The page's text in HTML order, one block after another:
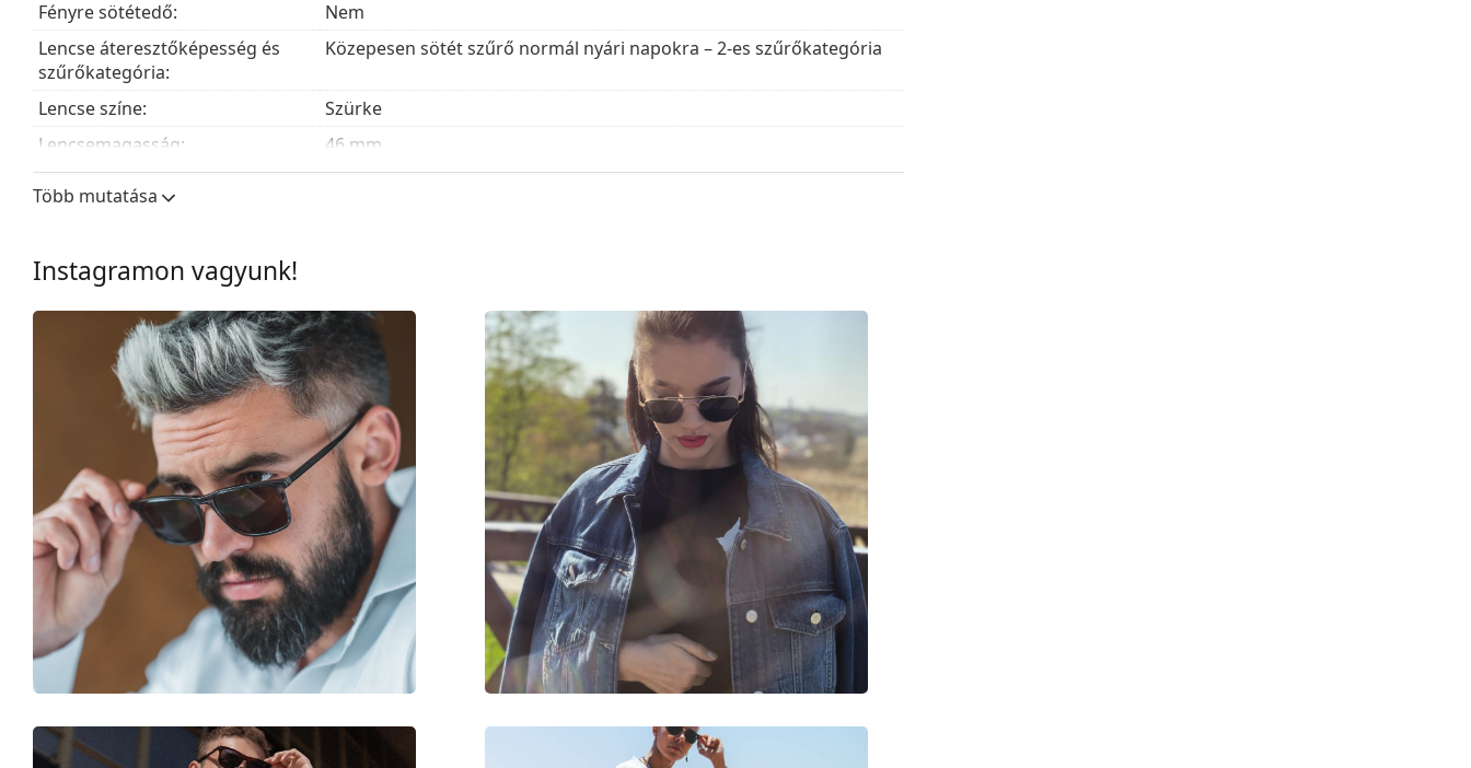
helyett szövetzsák is tartozhat.
Fedezze fel anapszemüveg kínálatot, hogy további stílusokat találjon népszerű márkáktól.
Fényre sötétedő:
Nem
Lencse áteresztőképesség és
szűrőkategória:
Közepesen sötét szűrő normál nyári napokra – 2-es szűrőkategória
Lencse színe:
Szürke
Lencsemagasság:
46 mm
Lencseszélesség:
54 mm
Keret
Keret forma:
Négyzet
Keret színe:
Barna
Keret anyaga:
Műanyag
M
Szélesség:
136 mm
Szárhossz:
140 mm
Hídszélesség:
20 mm
Súly:
210 g
Állítható orrpárna:
Nem
Kiegészítők
Tok:
Igen
Egyéb
Több mutatása
Instagramon vagyunk!